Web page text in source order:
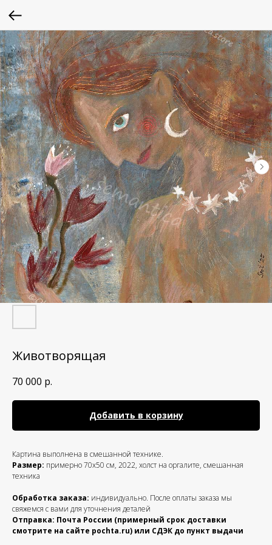
Животворящая
70 000 р.
Добавить в корзину
Картина выполнена в смешанной технике.
Размер: примерно 70х50 см, 2022, холст на оргалите, смешанная
техника
Обработка заказа: индивидуально. После оплаты заказа мы
свяжемся с вами для уточнения деталей
Отправка: Почта России (примерный срок доставки
смотрите на сайте pochta.ru) или СДЭК до пункт выдачи